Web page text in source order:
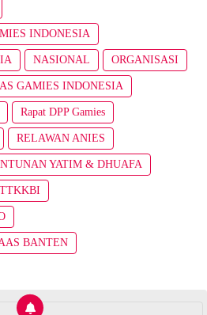
INDONESIA
NASIONAL ORGANISASI
GAMIES INDONESIA
Rapat DPP Gamies
RELAWAN ANIES
YATIM & DHUAFA
TTKKBI
BANTEN